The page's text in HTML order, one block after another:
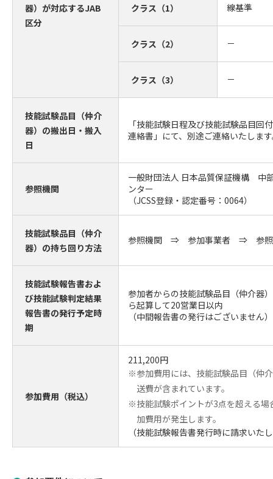
器）が対応するJAB
区分
クラス（1） 線基準
クラス（2） －
クラス（3） －
技能試験品目（仲介
器）の搬出日・搬入
日
「技能試験日程及び技能試験品目回
連絡書」にて、別途ご連絡いたしま
参照機関
一般財団法人 日本品質保証機構 中
ンター
（JCSS登録・認定番号：0064）
技能試験品目（仲介
器）の持ち回り方法
参照機関 ⇒ 参加事業者 ⇒ 参照
技能試験報告書およ
び技能試験判定結果
報告書の発行予定時
期
参加者からの技能試験品目（仲介器
ら起算して20営業日以内
（中間報告書の発行はございません）
参加費用（税込）
211,200円
※参加費用には、技能試験品目（仲
送費が含まれています。
※技能試験ポイントが3点を超える場
加費用が発生します。
（技能試験報告書発行時に請求いた